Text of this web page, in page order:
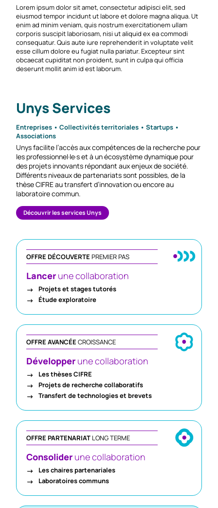
Lorem ipsum dolor sit amet, consectetur adipisci elit, sed
eiusmod tempor incidunt ut labore et dolore magna aliqua. Ut
enim ad minim veniam, quis nostrum exercitationem ullam
corporis suscipit laboriosam, nisi ut aliquid ex ea commodi
consequatur. Quis aute iure reprehenderit in voluptate velit
esse cillum dolore eu fugiat nulla pariatur. Excepteur sint
obcaecat cupiditat non proident, sunt in culpa qui officia
deserunt mollit anim id est laborum.
Unys Services
Entreprises • Collectivités territoriales • Startups •
Associations
Unys facilite l’accès aux compétences de la recherche pour
les professionnel·le·s et à un écosystème dynamique pour
des projets innovants répondant aux enjeux de société.
Différents niveaux de partenariats sont possibles, de la
thèse CIFRE au transfert d’innovation ou encore au
laboratoire commun.
Découvrir les services Unys
OFFRE DÉCOUVERTE PREMIER PAS
Lancer une collaboration
Projets et stages tutorés
Étude exploratoire
OFFRE AVANCÉE CROISSANCE
Développer une collaboration
Les thèses CIFRE
Projets de recherche collaboratifs
Transfert de technologies et brevets
OFFRE PARTENARIAT LONG TERME
Consolider une collaboration
Les chaires partenariales
Laboratoires communs